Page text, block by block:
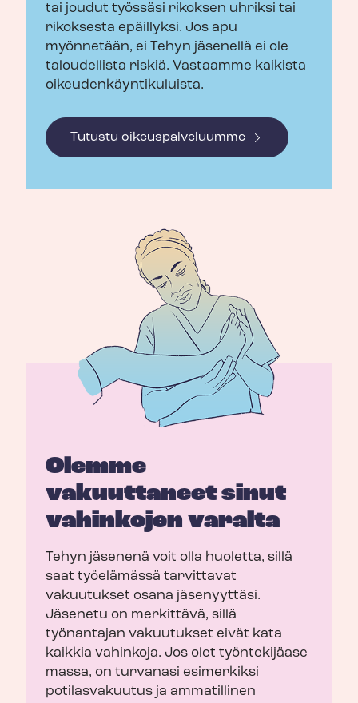
tai joudut työssäsi rikoksen uhriksi tai
rikoksesta epäillyksi. Jos apu
myönnetään, ei Tehyn jäsenellä ei ole
taloudellista riskiä. Vastaamme kaikista
oi­keu­den­käyn­ti­ku­luis­ta.
Tutustu oikeuspalveluumme
Olemme
vakuuttaneet sinut
vahinkojen varalta
Tehyn jäsenenä voit olla huoletta, sillä
saat työelämässä tarvittavat
vakuutukset osana jäsenyyttäsi.
Jäsenetu on merkittävä, sillä
työnantajan vakuutukset eivät kata
kaikkia vahinkoja. Jos olet työn­te­ki­jä­ase­
mas­sa, on turvanasi esimerkiksi
potilasvakuutus ja ammatillinen